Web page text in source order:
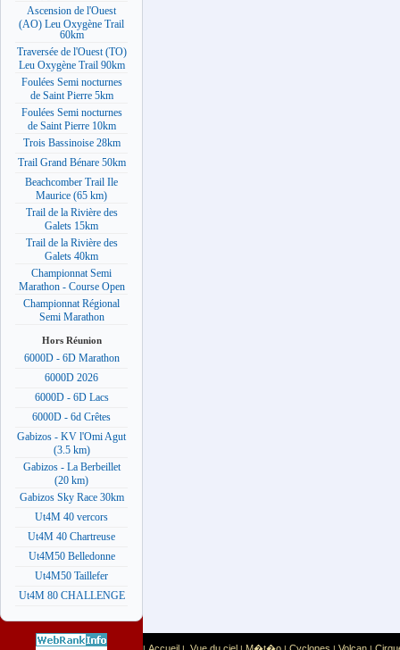
Ascension de l'Ouest
(AO) Leu Oxygène Trail
60km
Traversée de l'Ouest (TO)
Leu Oxygène Trail 90km
Foulées Semi nocturnes
de Saint Pierre 5km
Foulées Semi nocturnes
de Saint Pierre 10km
Trois Bassinoise 28km
Trail Grand Bénare 50km
Beachcomber Trail Ile
Maurice (65 km)
Trail de la Rivière des
Galets 15km
Trail de la Rivière des
Galets 40km
Championnat Semi
Marathon - Course Open
Championnat Régional
Semi Marathon
Hors Réunion
6000D - 6D Marathon
6000D 2026
6000D - 6D Lacs
6000D - 6d Crêtes
Gabizos - KV l'Omi Agut
(3.5 km)
Gabizos - La Berbeillet
(20 km)
Gabizos Sky Race 30km
Ut4M 40 vercors
Ut4M 40 Chartreuse
Ut4M50 Belledonne
Ut4M50 Taillefer
Ut4M 80 CHALLENGE